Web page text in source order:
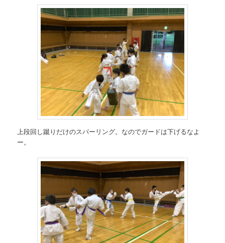
上段回し蹴りだけのスパーリング。なのでガードは下げるなよ
ー。